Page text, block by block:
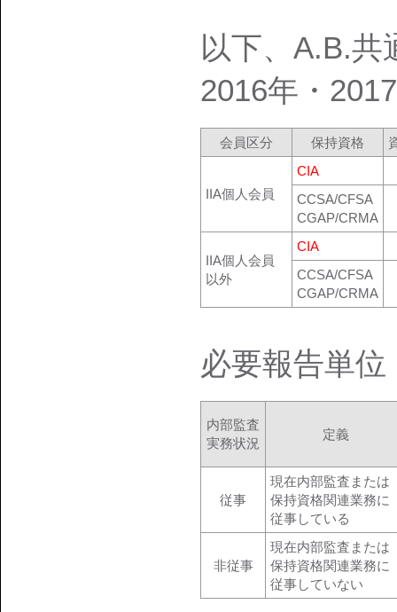
以下、A.B.共
2016年・
会員区分 保持資格
IIA個人会員
CIA
CCSA/CFSA
CGAP/CRMA
IIA個人会員
以外
CIA
CCSA/CFSA
CGAP/CRMA
必要報告単位
内部監査
実務状況
定義
従事
現在内部監査または
保持資格関連業務に
従事している
非従事
現在内部監査または
保持資格関連業務に
従事していない